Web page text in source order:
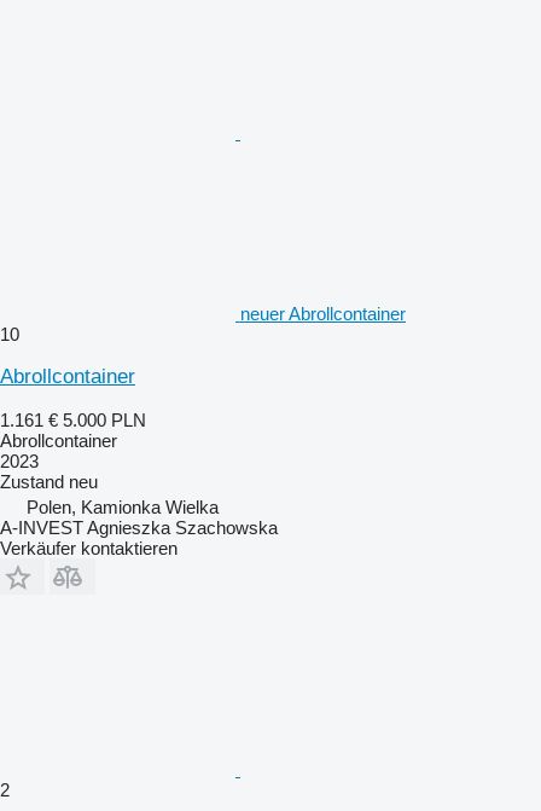
neuer Abrollcontainer
10
Abrollcontainer
1.161 € 5.000 PLN
Abrollcontainer
2023
Zustand neu
Polen, Kamionka Wielka
A-INVEST Agnieszka Szachowska
Verkäufer kontaktieren
2